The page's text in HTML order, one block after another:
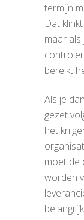
termijn
Dat
maar
bereikt
Als je
gezet
het
moet de
worden